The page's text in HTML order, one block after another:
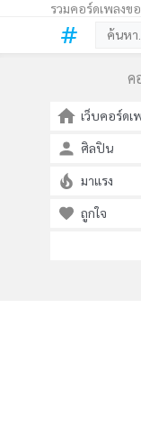
รวมคอร์ดเพลงข
ค
เว็บคอร์ดเ
ศิลปิน
มาแรง
ถูกใจ